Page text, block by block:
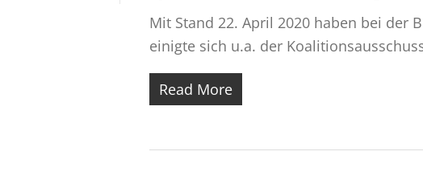
Mit Stand 22. April 2020 haben bei der
einigte sich u.a. der
Read More